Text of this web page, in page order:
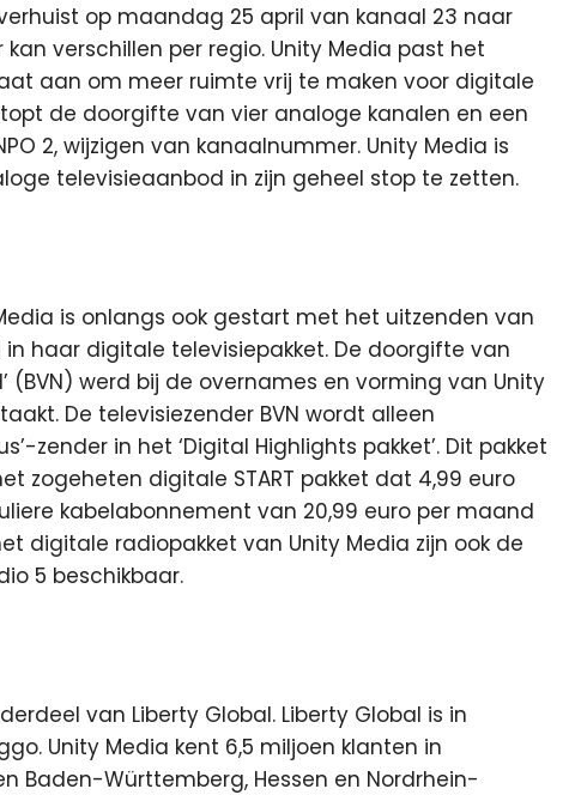
op maandag 25 april van kanaal 23 naar
kan verschillen per regio. Unity Media past het
aan om meer ruimte vrij te maken voor digitale
de doorgifte van vier analoge kanalen en een
2, wijzigen van kanaalnummer. Unity Media is
televisieaanbod in zijn geheel stop te zetten.
is onlangs ook gestart met het uitzenden van
haar digitale televisiepakket. De doorgifte van
(BVN) werd bij de overnames en vorming van Unity
De televisiezender BVN wordt alleen
zender in het ‘Digital Highlights pakket’. Dit pakket
zogeheten digitale START pakket dat 4,99 euro
kabelabonnement van 20,99 euro per maand
digitale radiopakket van Unity Media zijn ook de
5 beschikbaar.
van Liberty Global. Liberty Global is in
Unity Media kent 6,5 miljoen klanten in
Baden-Württemberg, Hessen en Nordrhein-